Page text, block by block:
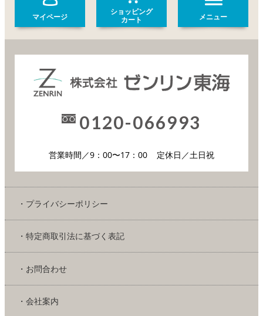
マイページ
ショッピング
カート
メニュー
0120-066993
営業時間／9：00〜17：00 定休日／土日祝
・プライバシーポリシー
・特定商取引法に基づく表記
・お問合わせ
・会社案内